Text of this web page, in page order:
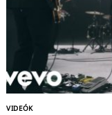
VIDEÓK